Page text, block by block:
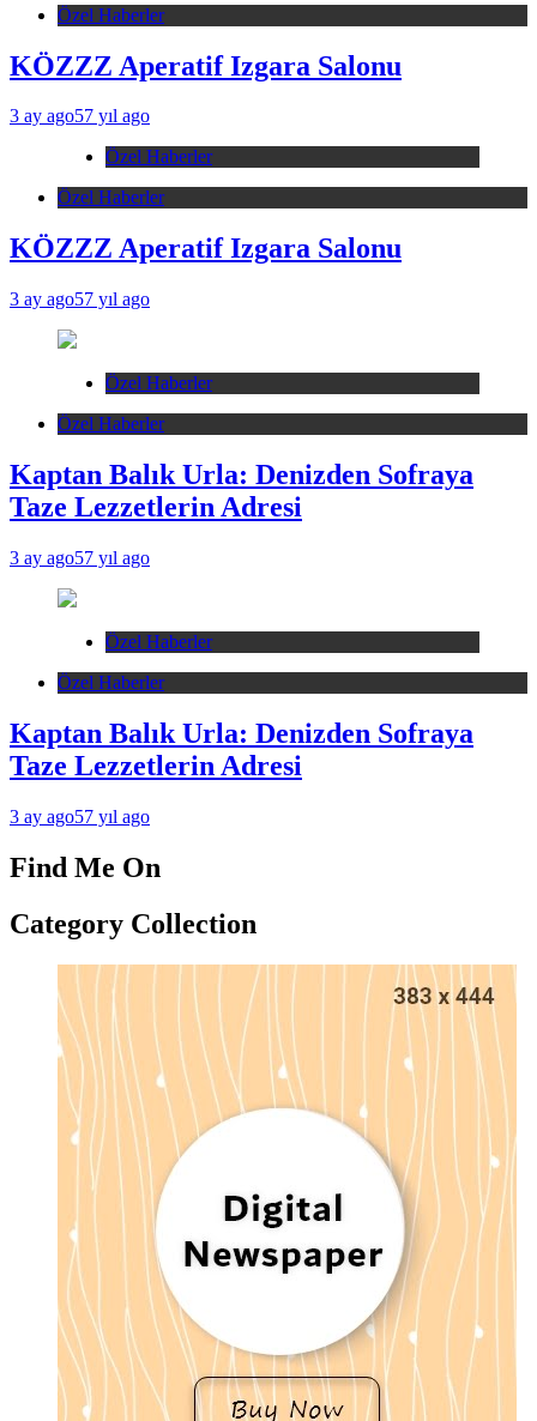
Özel Haberler
KÖZZZ Aperatif Izgara Salonu
3 ay ago57 yıl ago
Özel Haberler
Özel Haberler
KÖZZZ Aperatif Izgara Salonu
3 ay ago57 yıl ago
Özel Haberler
Özel Haberler
Kaptan Balık Urla: Denizden Sofraya
Taze Lezzetlerin Adresi
3 ay ago57 yıl ago
Özel Haberler
Özel Haberler
Kaptan Balık Urla: Denizden Sofraya
Taze Lezzetlerin Adresi
3 ay ago57 yıl ago
Find Me On
Category Collection